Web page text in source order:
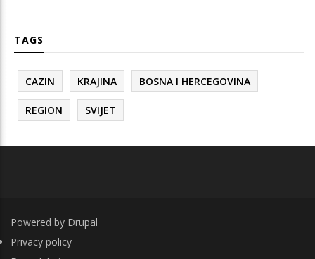
TAGS
CAZIN KRAJINA BOSNA I HERCEGOVINA
REGION SVIJET
Powered by Drupal
FOOTER
Privacy policy